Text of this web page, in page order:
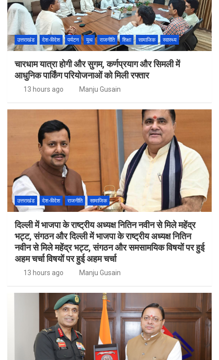
उत्तराखंड देश-विदेश पर्यटन यूथ राजनीति शिक्षा सामाजिक स्वास्थ्य
चारधाम यात्रा होगी और सुगम, कर्णप्रयाग और सिमली में
आधुनिक पार्किंग परियोजनाओं को मिली रफ्तार
13 hours ago Manju Gusain
उत्तराखंड देश-विदेश राजनीति सामाजिक
दिल्ली में भाजपा के राष्ट्रीय अध्यक्ष नितिन नवीन से मिले महेंद्र
भट्ट, संगठन और दिल्ली में भाजपा के राष्ट्रीय अध्यक्ष नितिन
नवीन से मिले महेंद्र भट्ट, संगठन और समसामयिक विषयों पर हुई
अहम चर्चा विषयों पर हुई अहम चर्चा
13 hours ago Manju Gusain